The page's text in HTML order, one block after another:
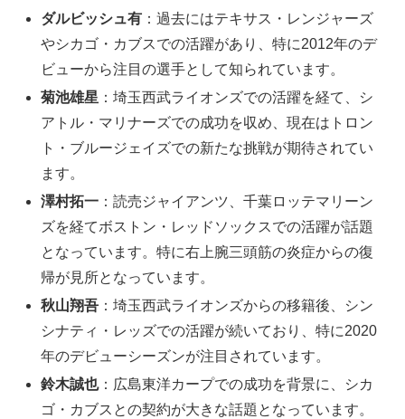
ダルビッシュ有 ：過去にはテキサス・レンジャーズ
やシカゴ・カブスでの活躍があり、特に2012年のデ
ビューから注目の選手として知られています。
菊池雄星 ：埼玉西武ライオンズでの活躍を経て、シ
アトル・マリナーズでの成功を収め、現在はトロン
ト・ブルージェイズでの新たな挑戦が期待されてい
ます。
澤村拓一 ：読売ジャイアンツ、千葉ロッテマリーン
ズを経てボストン・レッドソックスでの活躍が話題
となっています。特に右上腕三頭筋の炎症からの復
帰が見所となっています。
秋山翔吾 ：埼玉西武ライオンズからの移籍後、シン
シナティ・レッズでの活躍が続いており、特に2020
年のデビューシーズンが注目されています。
鈴木誠也：広島東洋カープでの成功を背景に、シカ
ゴ・カブスとの契約が大きな話題となっています。